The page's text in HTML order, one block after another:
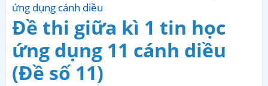
ứng dụng cánh diều
Đề thi giữa kì 1 tin học
ứng dụng 11 cánh diều
(Đề số 11)